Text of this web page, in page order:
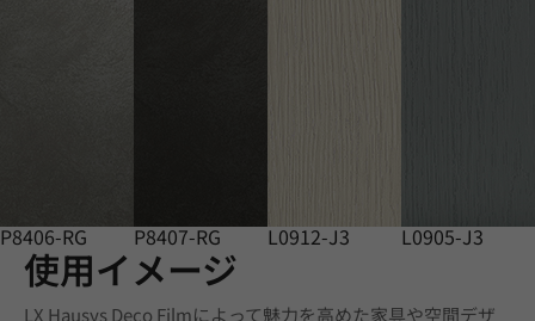
P8406-RG P8407-RG L0912-J3 L0905-J3
使用イメージ
LX Hausys Deco Filmによって魅力を高めた家具や空間デザ